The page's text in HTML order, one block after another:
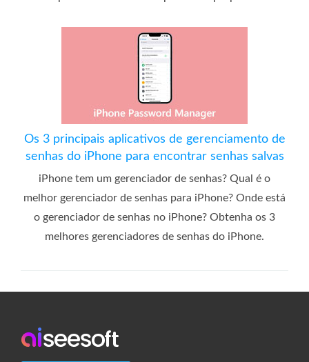
Os 3 principais aplicativos de gerenciamento de
senhas do iPhone para encontrar senhas salvas
iPhone tem um gerenciador de senhas? Qual é o
melhor gerenciador de senhas para iPhone? Onde está
o gerenciador de senhas no iPhone? Obtenha os 3
melhores gerenciadores de senhas do iPhone.